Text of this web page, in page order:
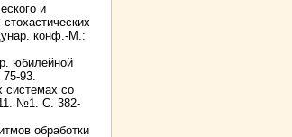
и
конф.-М.:
юбилейной
93.
системах со
11. №1. С. 382-
обработки